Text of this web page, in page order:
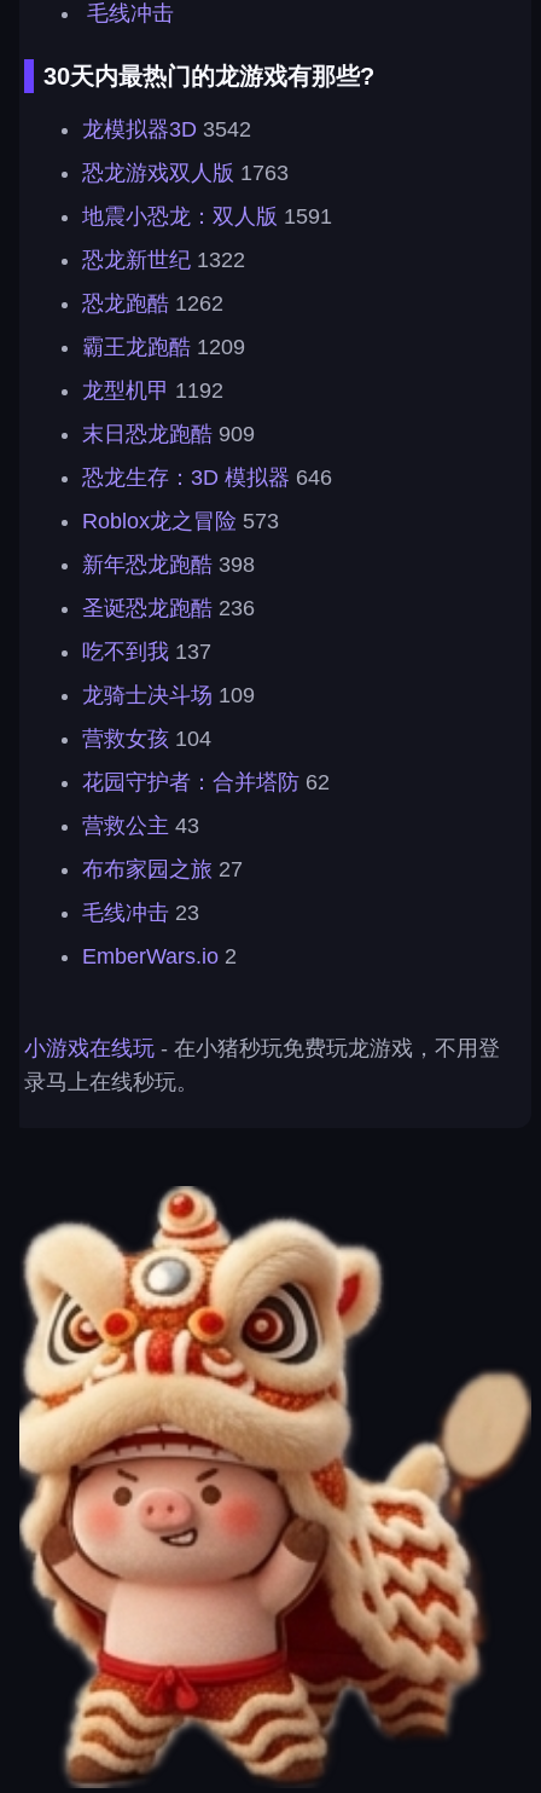
毛线冲击
30天内最热门的龙游戏有那些?
龙模拟器3D 3542
恐龙游戏双人版 1763
地震小恐龙：双人版 1591
恐龙新世纪 1322
恐龙跑酷 1262
霸王龙跑酷 1209
龙型机甲 1192
末日恐龙跑酷 909
恐龙生存：3D 模拟器 646
Roblox龙之冒险 573
新年恐龙跑酷 398
圣诞恐龙跑酷 236
吃不到我 137
龙骑士决斗场 109
营救女孩 104
花园守护者：合并塔防 62
营救公主 43
布布家园之旅 27
毛线冲击 23
EmberWars.io 2
小游戏在线玩 - 在小猪秒玩免费玩龙游戏，不用登
录马上在线秒玩。